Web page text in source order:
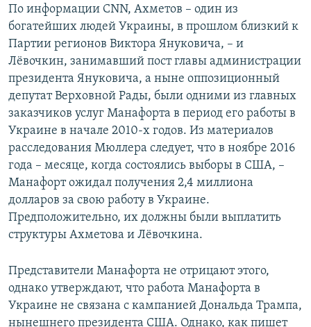
По информации CNN, Ахметов – один из
богатейших людей Украины, в прошлом близкий к
Партии регионов Виктора Януковича, – и
Лёвочкин, занимавший пост главы администрации
президента Януковича, а ныне оппозиционный
депутат Верховной Рады, были одними из главных
заказчиков услуг Манафорта в период его работы в
Украине в начале 2010-х годов. Из материалов
расследования Мюллера следует, что в ноябре 2016
года – месяце, когда состоялись выборы в США, –
Манафорт ожидал получения 2,4 миллиона
долларов за свою работу в Украине.
Предположительно, их должны были выплатить
структуры Ахметова и Лёвочкина.
Представители Манафорта не отрицают этого,
однако утверждают, что работа Манафорта в
Украине не связана с кампанией Дональда Трампа,
нынешнего президента США. Однако, как пишет